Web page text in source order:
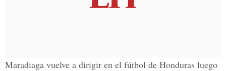
Maradiaga vuelve a dirigir en el fútbol de Honduras luego